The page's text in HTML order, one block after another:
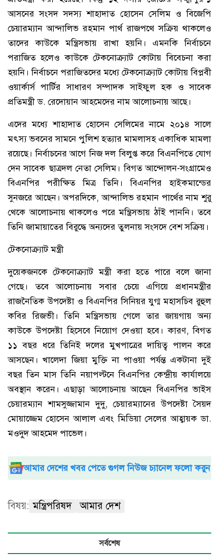
আসনের সংসদ সদস্য শাহাদাত হোসেন সেলিম ও বিজেপি
চেয়ারম্যান আন্দালিভ রহমান পার্থ রাজপথে সক্রিয় থাকলেও
তাদের কাউকে মন্ত্রিসভায় রাখা হয়নি। এমনকি নির্বাচনে
পরাজিত হলেও কাউকে টেকনোক্র্যাট কোটায় বিবেচনা করা
হয়নি। নির্বাচনে পরাজিতদের মধ্যে টেকনোক্র্যাট কোটায় বিপ্লবী
ওয়ার্কার্স পার্টির সাধারণ সম্পাদক সাইফুল হক ও সাবেক
প্রতিমন্ত্রী ড. রেদোয়ান আহমেদের নাম আলোচনায় আছে।
এদের মধ্যে শাহাদাত হোসেন সেলিমের নামে ২০১৪ সালে
মৎস্য ভবনের সামনে পুলিশ হত্যার মামলাসহ একাধিক মামলা
রয়েছে। নির্বাচনের আগে নিজ দল বিলুপ্ত করে বিএনপিতে যোগ
দেন সাবেক ছাত্রদল নেতা সেলিম। বিগত আন্দোলন-সংগ্রামেও
বিএনপির পরীক্ষিত মিত্র তিনি। বিএনপির হাইকমান্ডের
সুনজরে আছেন। অপরদিকে, আন্দালিভ রহমান পার্থের নাম শুরু
থেকে আলোচনায় থাকলেও পরে মন্ত্রিসভায় ঠাঁই পাননি। তবে
তিনি জামায়াতের বিরুদ্ধে অন্যদের তুলনায় সংসদে বেশ সক্রিয়।
টেকনোক্র্যাট মন্ত্রী
দুয়েকজনকে টেকনোক্র্যাট মন্ত্রী করা হতে পারে বলে জানা
গেছে। তবে আলোচনায় সবার চেয়ে এগিয়ে প্রধানমন্ত্রীর
রাজনৈতিক উপদেষ্টা ও বিএনপির সিনিয়র যুগ্ম মহাসচিব রুহুল
কবির রিজভী। তিনি মন্ত্রিসভায় গেলে তার জায়গায় অন্য
কাউকে উপদেষ্টা হিসেবে নিয়োগ দেওয়া হবে। কারণ, বিগত
১১ বছর ধরে তিনিই দলের মুখপাত্রের দায়িত্ব পালন করে
আসছেন। খালেদা জিয়া মুক্তি না পাওয়া পর্যন্ত একটানা দুই
বছর তিন মাস তিনি নয়াপল্টনে বিএনপির কেন্দ্রীয় কার্যালয়ে
অবস্থান করেন। এছাড়া আলোচনায় আছেন বিএনপির ভাইস
চেয়ারম্যান শামসুজ্জামান দুদু, চেয়ারম্যানের উপদেষ্টা সৈয়দ
মোয়াজ্জেম হোসেন আলাল এবং মিডিয়া সেলের আহ্বায়ক ডা.
মওদুদ আহমেদ পাভেল।
আমার দেশের খবর পেতে গুগল নিউজ চ্যানেল ফলো করুন
বিষয়: মন্ত্রিপরিষদ আমার দেশ
সর্বশেষ